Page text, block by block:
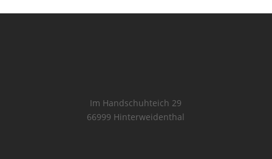
Im Handschuhteich 29
66999 Hinterweidenthal